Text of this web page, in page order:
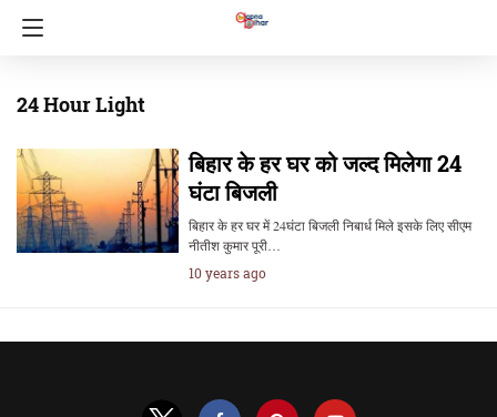
24 Hour Light
बिहार के हर घर को जल्द मिलेगा 24
घंटा बिजली
बिहार के हर घर में 24घंटा बिजली निबार्ध मिले इसके लिए सीएम
नीतीश कुमार पूरी…
10 years ago